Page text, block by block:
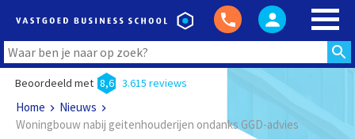
Beoordeeld met 8,6 3.615 reviews
Home
Nieuws
Woningbouw nabij geitenhouderijen ondanks GGD-advies